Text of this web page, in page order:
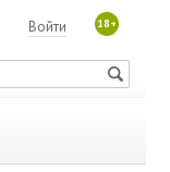
18+
Войти